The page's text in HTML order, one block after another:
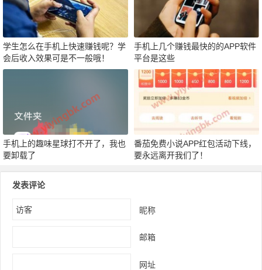
学生怎么在手机上快速赚钱呢？学
会后收入效果可是不一般哦！
手机上几个赚钱最快的的APP软件
平台是这些
手机上的趣味星球打不开了，我也
要卸载了
番茄免费小说APP红包活动下线，
要永远离开我们了！
发表评论
昵称
邮箱
网址